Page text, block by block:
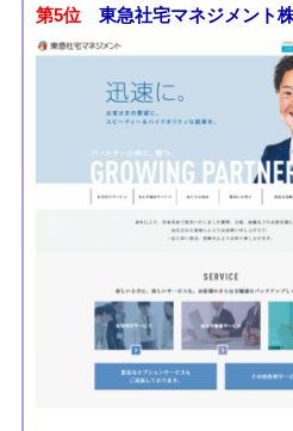
第5位 東急社宅マネジメント